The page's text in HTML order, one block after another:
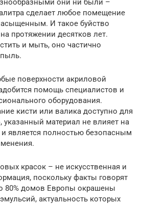
они ни были –
сделает любое помещение
И такое буйство
протяжении десятков лет.
и мыть, оно частично
пыль.
поверхности акриловой
помощь специалистов и
оборудования.
кисти или валика доступно для
указанный материал не влияет на
является полностью безопасным
красок – не искусственная и
поскольку факты говорят
80% домов Европы окрашены
актуальность которых